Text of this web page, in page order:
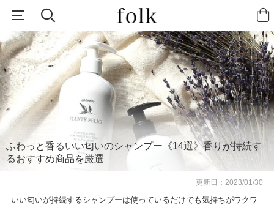
ふわっと香るいい匂いのシャンプー《14選》香りが持続す
るおすすめ商品を厳選
更新日：2023/01/30
いい匂いが持続するシャンプーは使っているだけでも気持ちがワクワ